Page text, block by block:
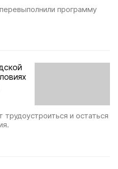
программу
и остаться